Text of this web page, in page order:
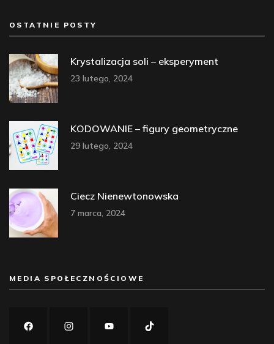
OSTATNIE POSTY
Krystalizacja soli – eksperyment
23 lutego, 2024
KODOWANIE – figury geometryczne
29 lutego, 2024
Ciecz Nienewtonowska
7 marca, 2024
MEDIA SPOŁECZNOŚCIOWE